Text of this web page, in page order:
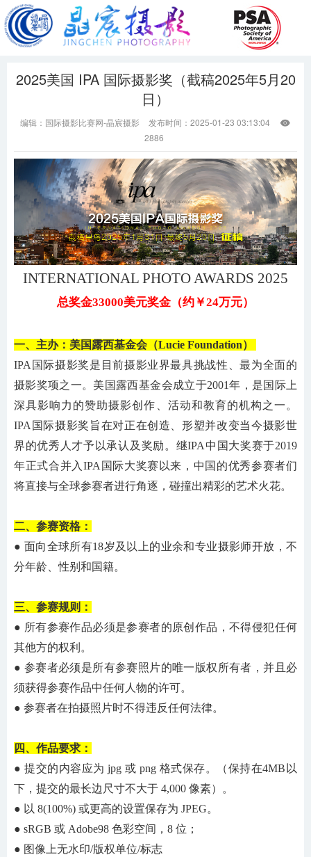
2025美国 IPA 国际摄影奖（截稿2025年5月20
日）
编辑：国际摄影比赛网-晶宸摄影 发布时间：2025-01-23 03:13:04 
2886
INTERNATIONAL PHOTO AWARDS 2025
总奖金33000美元奖金（约￥24万元）
一、主办： 美国露西基金会 （Lucie Foundation）
IPA国际摄影奖是目前摄影业界最具挑战性、最为全面的
摄影奖项之一。美国露西基金会成立于2001年，是国际上
深具影响力的赞助摄影创作、活动和教育的机构之一。
IPA国际摄影奖旨在对正在创造、形塑并改变当今摄影世
界的优秀人才予以承认及奖励。继IPA中国大奖赛于2019
年正式合并入IPA国际大奖赛以来，中国的优秀参赛者们
将直接与全球参赛者进行角逐，碰撞出精彩的艺术火花。
二、参赛资格：
● 面向全球所有18岁及以上的业余和专业摄影师开放，不
分年龄、性别和国籍。
三、参赛规则：
● 所有参赛作品必须是参赛者的原创作品，不得侵犯任何
其他方的权利。
● 参赛者必须是所有参赛照片的唯一版权所有者，并且必
须获得参赛作品中任何人物的许可。
● 参赛者在拍摄照片时不得违反任何法律。
四、作品要求：
● 提交的内容应为 jpg 或 png 格式保存。（保持在4MB以
下，提交的最长边尺寸不大于 4,000 像素）。
● 以 8(100%) 或更高的设置保存为 JPEG。
● sRGB 或 Adobe98 色彩空间，8 位；
● 图像上无水印/版权单位/标志